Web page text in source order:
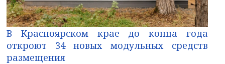
В Красноярском крае до конца года
откроют 34 новых модульных средств
размещения